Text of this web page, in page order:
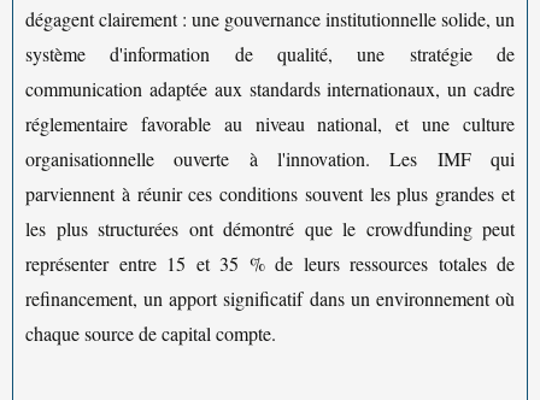
dégagent clairement : une gouvernance institutionnelle solide, un
système d'information de qualité, une stratégie de
communication adaptée aux standards internationaux, un cadre
réglementaire favorable au niveau national, et une culture
organisationnelle ouverte à l'innovation. Les IMF qui
parviennent à réunir ces conditions souvent les plus grandes et
les plus structurées ont démontré que le crowdfunding peut
représenter entre 15 et 35 % de leurs ressources totales de
refinancement, un apport significatif dans un environnement où
chaque source de capital compte.